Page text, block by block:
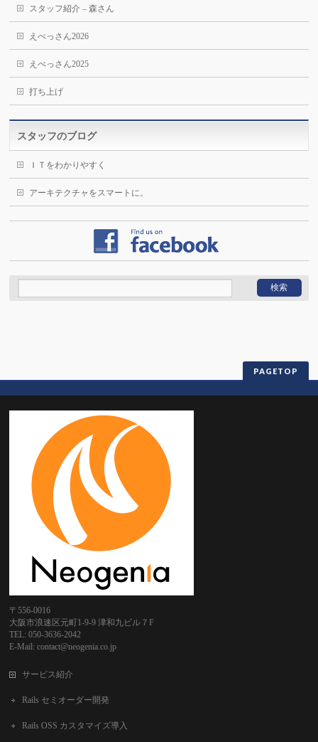
スタッフ紹介 – 森さん
えべっさん2026
えべっさん2025
打ち上げ
スタッフのブログ
ＩＴをわかりやすく
アーキテクチャをスマートに。
PAGETOP
〒556-0016
大阪市浪速区元町1-9-9 津和九ビル７F
TEL: 050-3636-2042
E-Mail: contact@neogenia.co.jp
サービス紹介
Rails セミオーダー開発
Rails OSS カスタマイズ導入